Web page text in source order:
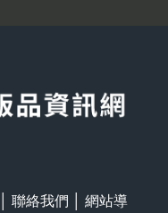
聯絡我們
網站導